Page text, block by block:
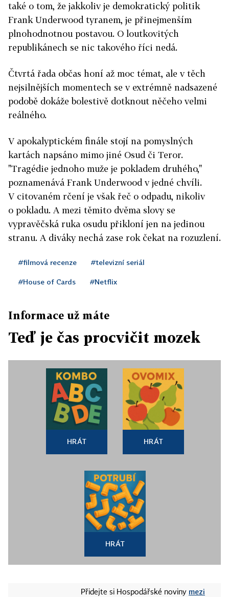
také o tom, že jakkoliv je demokratický politik
Frank Underwood tyranem, je přinejmenším
plnohodnotnou postavou. O loutkovitých
republikánech se nic takového říci nedá.
Čtvrtá řada občas honí až moc témat, ale v těch
nejsilnějších momentech se v extrémně nadsazené
podobě dokáže bolestivě dotknout něčeho velmi
reálného.
V apokalyptickém finále stojí na pomyslných
kartách napsáno mimo jiné Osud či Teror.
"Tragédie jednoho muže je pokladem druhého,"
poznamenává Frank Underwood v jedné chvíli.
V citovaném rčení je však řeč o odpadu, nikoliv
o pokladu. A mezi těmito dvěma slovy se
vypravěčská ruka osudu přikloní jen na jedinou
stranu. A diváky nechá zase rok čekat na rozuzlení.
#filmová recenze #televizní seriál
#House of Cards #Netflix
Informace už máte
Teď je čas procvičit mozek
HRÁT HRÁT
HRÁT
Přidejte si Hospodářské noviny mezi